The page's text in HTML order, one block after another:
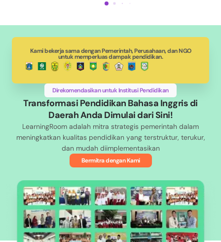
Kami bekerja sama dengan Pemerintah, Perusahaan, dan NGO
untuk memperluas dampak pendidikan.
Direkomendasikan untuk Institusi Pendidikan
Transformasi Pendidikan Bahasa Inggris di
Daerah Anda Dimulai dari Sini!
LearningRoom adalah mitra strategis pemerintah dalam
meningkatkan kualitas pendidikan yang terstruktur, terukur,
dan mudah diimplementasikan
Bermitra dengan Kami